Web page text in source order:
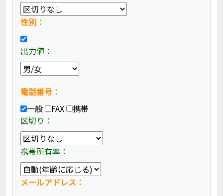
性別：
出力値：
電話番号：
一般
FAX
携帯
区切り：
携帯所有率：
メールアドレス：